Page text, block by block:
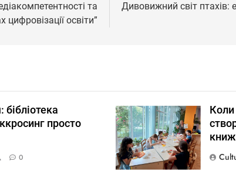
та
освіти”
Дивовижний світ птахів:
бібліотека
просто
0
Коли